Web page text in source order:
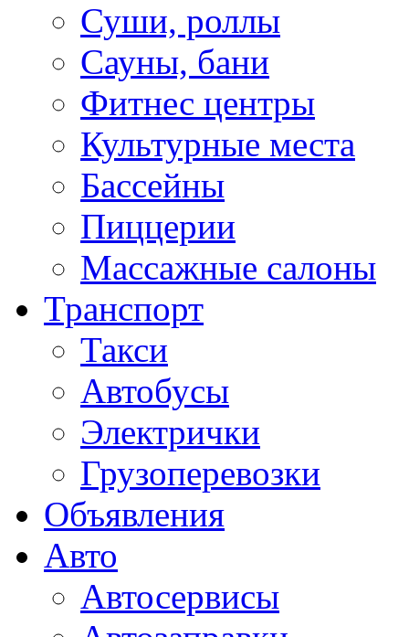
Суши, роллы
Сауны, бани
Фитнес центры
Культурные места
Бассейны
Пиццерии
Массажные салоны
Транспорт
Такси
Автобусы
Электрички
Грузоперевозки
Объявления
Авто
Автосервисы